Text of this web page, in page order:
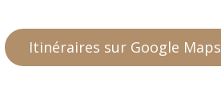
Itinéraires sur Google Maps